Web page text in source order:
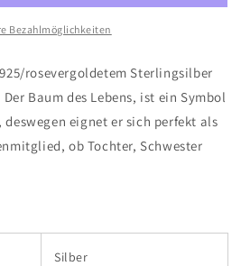
Bezahlmöglichkeiten
rosevergoldetem Sterlingsilber
Baum des Lebens, ist ein Symbol
eignet er sich perfekt als
ob Tochter, Schwester
Silber